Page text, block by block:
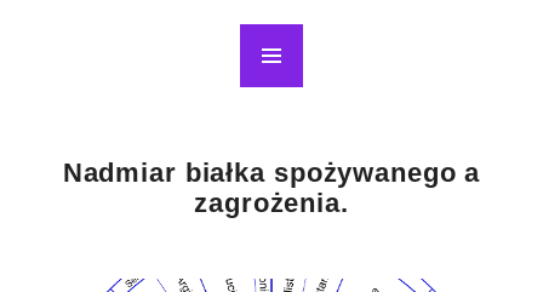
Nadmiar białka spożywanego a
zagrożenia.